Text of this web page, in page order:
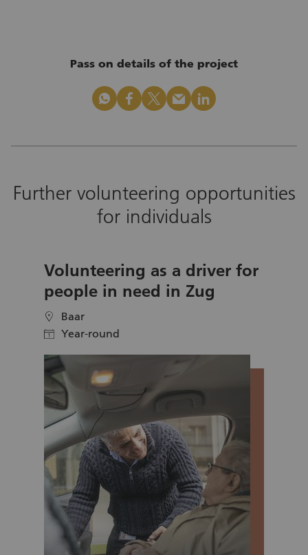
Pass on details of the project
whatsapp facebook x_logo mail linkedin
Further volunteering opportunities
for individuals
Volunteering as a driver for
people in need in Zug
location Baar
calendar Year-round